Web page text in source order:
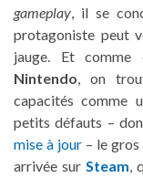
gameplay, il se
protagoniste peut
jauge. Et comme
Nintendo, on
capacités comme
petits défauts –
mise à jour – le
arrivée surSteam,